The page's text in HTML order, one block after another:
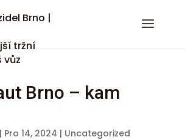
Brno – kam
| Pro 14, 2024 | Uncategorized